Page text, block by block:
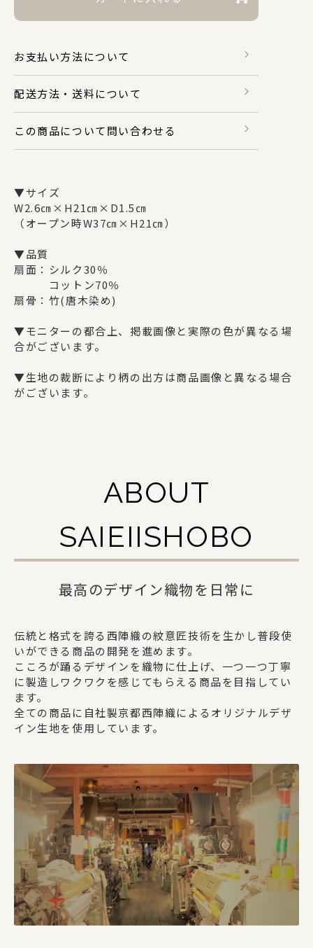
身のまわり品
バッグ
マスク関係
その他
SAIEIISHOBOについて
法人の方でお取引をご検討の方へ
ご利用ガイド
お問い合わせ
お支払い方法について
配送方法・送料について
この商品について問い合わせる
▼サイズ
W2.6㎝×H21㎝×D1.5㎝
（オープン時W37㎝×H21㎝）
▼品質
扇面：シルク30％
コットン70％
扇骨：竹(唐木染め)
▼モニターの都合上、掲載画像と実際の色が異なる場
合がございます。
▼生地の裁断により柄の出方は商品画像と異なる場合
がございます。
ABOUT
SAIEIISHOBO
最高のデザイン織物を日常に
伝統と格式を誇る西陣織の紋意匠技術を生かし普段使
いができる商品の開発を進めます。
こころが踊るデザインを織物に仕上げ、一つ一つ丁寧
に製造しワクワクを感じてもらえる商品を目指してい
ます。
全ての商品に自社製京都西陣織によるオリジナルデザ
イン生地を使用しています。